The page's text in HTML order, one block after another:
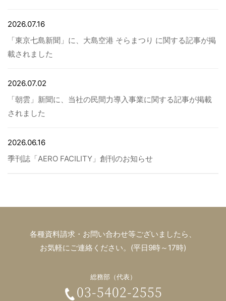
2026.07.16
「東京七島新聞」に、大島空港 そらまつり に関する記事が掲
載されました
2026.07.02
「朝雲」新聞に、当社の民間力導入事業に関する記事が掲載
されました
2026.06.16
季刊誌「AERO FACILITY」創刊のお知らせ
各種資料請求・お問い合わせ等ございましたら、
お気軽にご連絡ください。(平日9時～17時)
総務部（代表）
03-5402-2555